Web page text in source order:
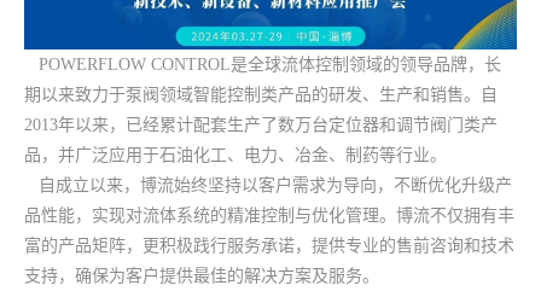
POWERFLOW CONTROL是全球流体控制领域的领导品牌，长
期以来致力于泵阀领域智能控制类产品的研发、生产和销售。自
2013年以来，已经累计配套生产了数万台定位器和调节阀门类产
品，并广泛应用于石油化工、电力、冶金、制药等行业。
自成立以来，博流始终坚持以客户需求为导向，不断优化升级产
品性能，实现对流体系统的精准控制与优化管理。博流不仅拥有丰
富的产品矩阵，更积极践行服务承诺，提供专业的售前咨询和技术
支持，确保为客户提供最佳的解决方案及服务。